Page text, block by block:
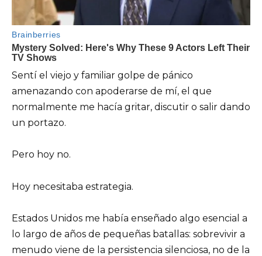
Sentí el viejo y familiar golpe de pánico
amenazando con apoderarse de mí, el que
normalmente me hacía gritar, discutir o salir dando
un portazo.
Pero hoy no.
Hoy necesitaba estrategia.
Estados Unidos me había enseñado algo esencial a
lo largo de años de pequeñas batallas: sobrevivir a
menudo viene de la persistencia silenciosa, no de la